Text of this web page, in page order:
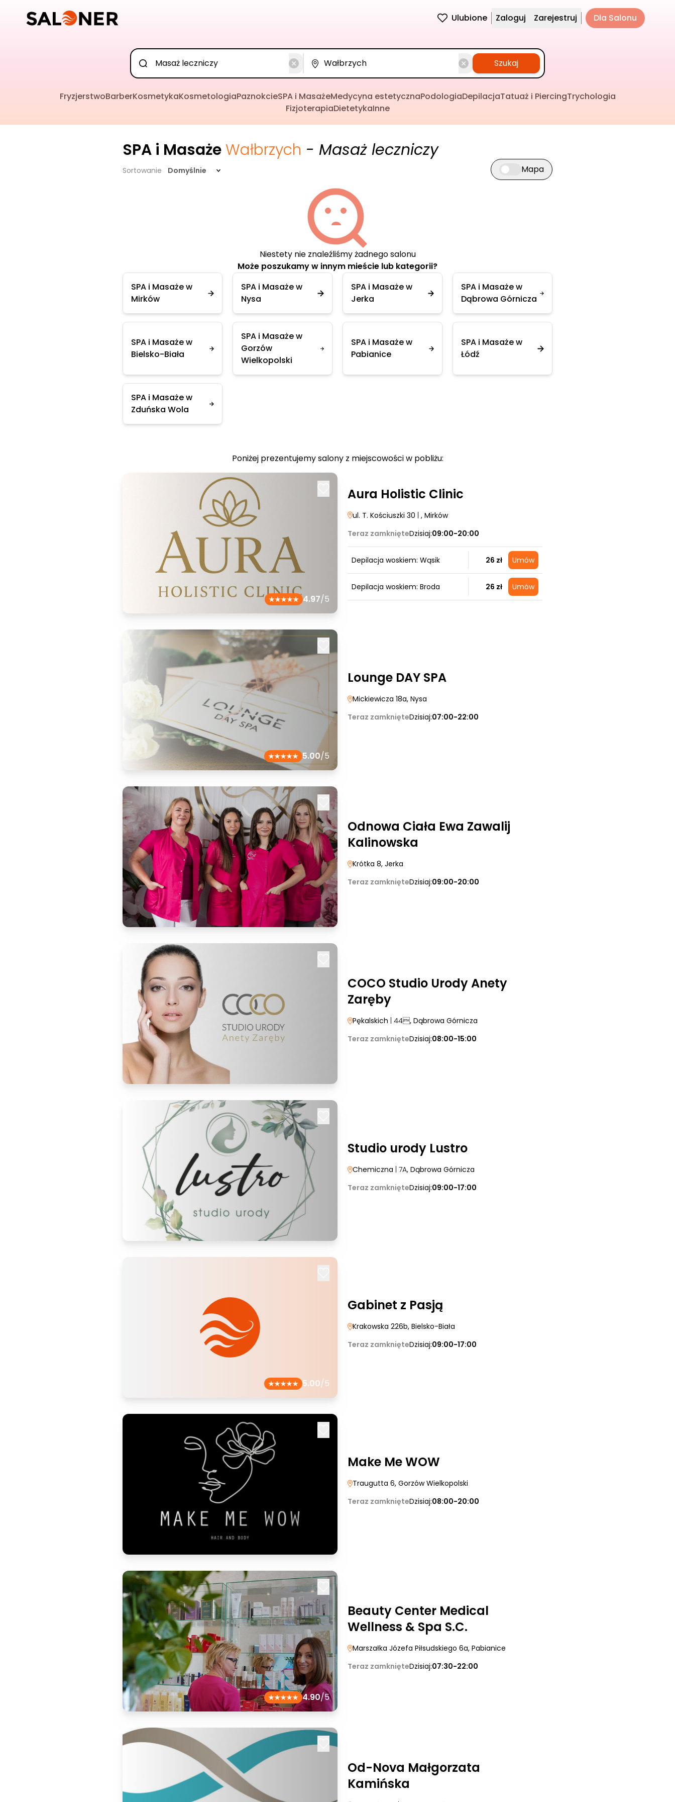
Ulubione Zaloguj Zarejestruj Dla Salonu
Szukaj
FryzjerstwoBarberKosmetykaKosmetologiaPaznokcieSPA i MasażeMedycyna estetycznaPodologiaDepilacjaTatuaż i PiercingTrychologia
FizjoterapiaDietetykaInne
SPA i Masaże Wałbrzych - Masaż leczniczy
Sortowanie Domyślnie Przełącz widok mapy
Mapa
Niestety nie znaleźliśmy żadnego salonu
Może poszukamy w innym mieście lub kategorii?
SPA i Masaże w
Mirków
SPA i Masaże w
Nysa
SPA i Masaże w
Jerka
SPA i Masaże w
Dąbrowa Górnicza
SPA i Masaże w
Bielsko-Biała
SPA i Masaże w
Gorzów
Wielkopolski
SPA i Masaże w
Pabianice
SPA i Masaże w
Łódź
SPA i Masaże w
Zduńska Wola
Poniżej prezentujemy salony z miejscowości w pobliżu:
4.97/5
Aura Holistic Clinic
ul. T. Kościuszki 30 | , Mirków
Teraz zamknięteDzisiaj:09:00-20:00
Depilacja woskiem: Wąsik 26 zł Umów
Depilacja woskiem: Broda 26 zł Umów
5.00/5
Lounge DAY SPA
Mickiewicza 18a, Nysa
Teraz zamknięteDzisiaj:07:00-22:00
Odnowa Ciała Ewa Zawalij
Kalinowska
Krótka 8, Jerka
Teraz zamknięteDzisiaj:09:00-20:00
COCO Studio Urody Anety
Zaręby
Pękalskich | 44, Dąbrowa Górnicza
Teraz zamknięteDzisiaj:08:00-15:00
Studio urody Lustro
Chemiczna | 7A, Dąbrowa Górnicza
Teraz zamknięteDzisiaj:09:00-17:00
5.00/5
Gabinet z Pasją
Krakowska 226b, Bielsko-Biała
Teraz zamknięteDzisiaj:09:00-17:00
Make Me WOW
Traugutta 6, Gorzów Wielkopolski
Teraz zamknięteDzisiaj:08:00-20:00
4.90/5
Beauty Center Medical
Wellness & Spa S.C.
Marszałka Józefa Piłsudskiego 6a, Pabianice
Teraz zamknięteDzisiaj:07:30-22:00
Od-Nova Małgorzata
Kamińska